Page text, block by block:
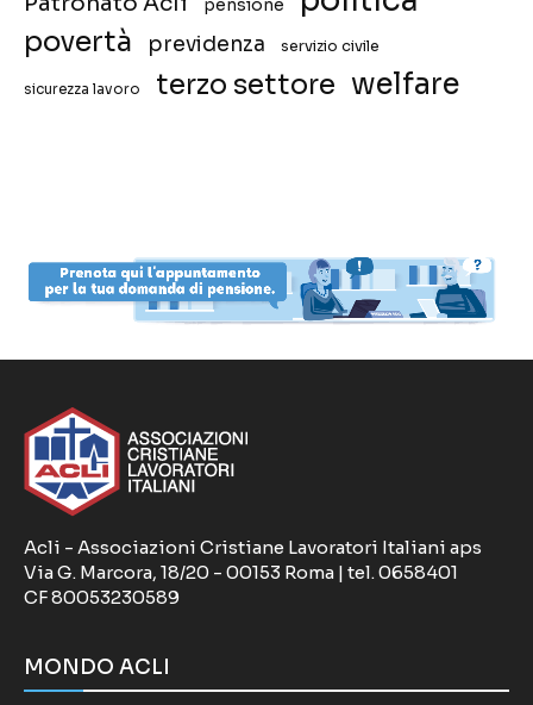
pensione
povertà previdenza servizio civile
sicurezza lavoro terzo settore welfare
Acli - Associazioni Cristiane Lavoratori Italiani aps
Via G. Marcora, 18/20 - 00153 Roma | tel. 0658401
CF 80053230589
MONDO ACLI